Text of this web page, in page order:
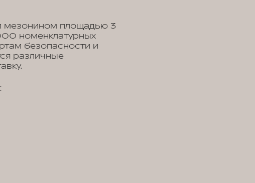
мезонином площадью 3
номенклатурных
безопасности и
различные